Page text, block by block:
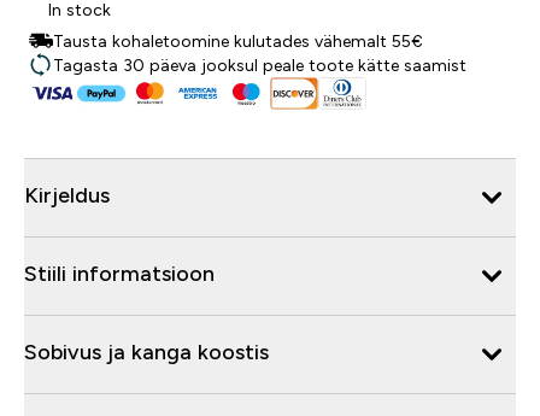
In stock
Tausta kohaletoomine kulutades vähemalt 55€
Tagasta 30 päeva jooksul peale toote kätte saamist
Kirjeldus
Stiili informatsioon
Sobivus ja kanga koostis